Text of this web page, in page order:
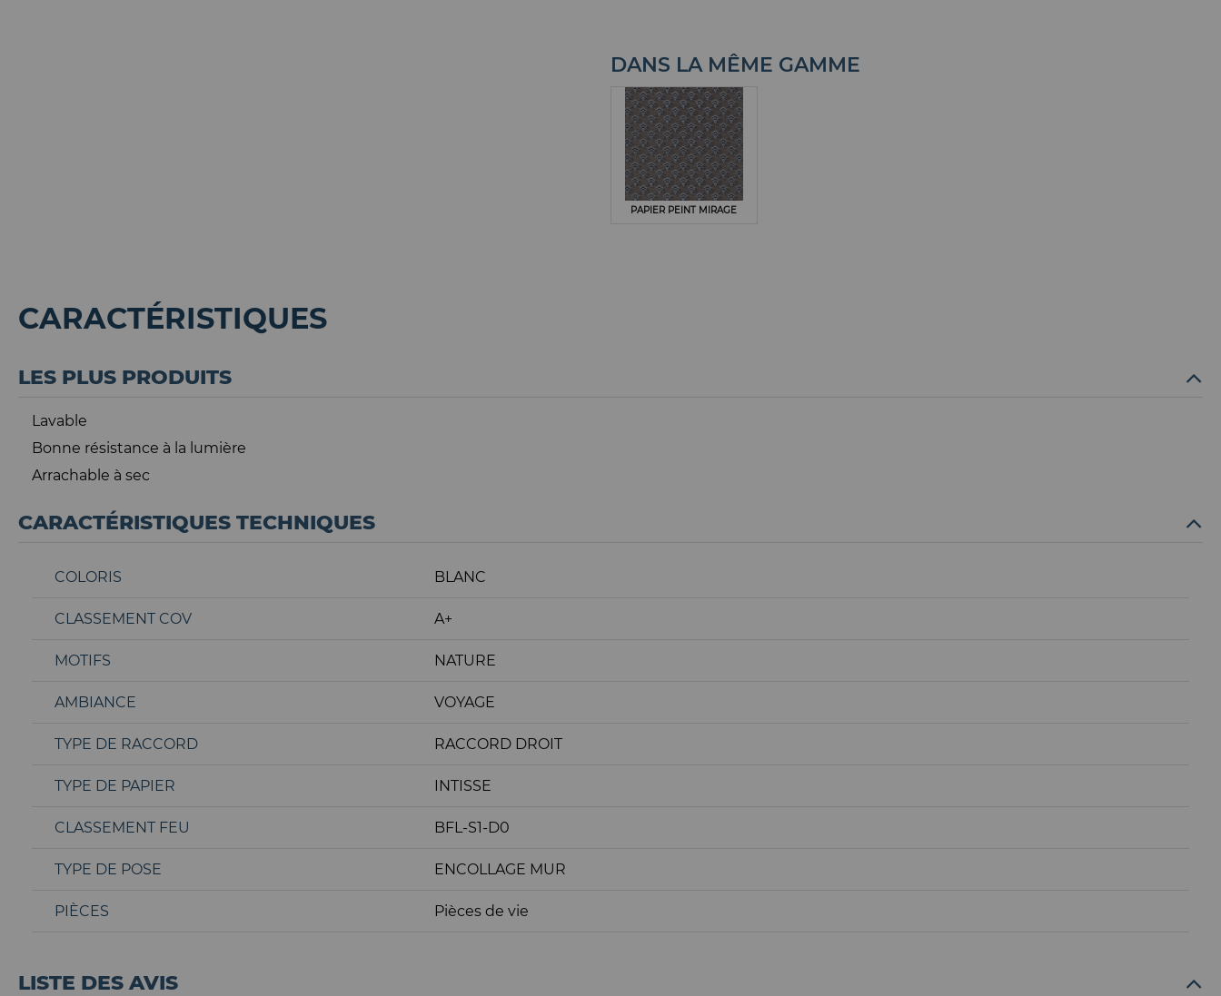
DANS LA MÊME GAMME
PAPIER PEINT MIRAGE
CARACTÉRISTIQUES
LES PLUS PRODUITS
Lavable
Bonne résistance à la lumière
Arrachable à sec
CARACTÉRISTIQUES TECHNIQUES
COLORIS BLANC
CLASSEMENT COV A+
MOTIFS NATURE
AMBIANCE VOYAGE
TYPE DE RACCORD RACCORD DROIT
TYPE DE PAPIER INTISSE
CLASSEMENT FEU BFL-S1-D0
TYPE DE POSE ENCOLLAGE MUR
PIÈCES Pièces de vie
LISTE DES AVIS